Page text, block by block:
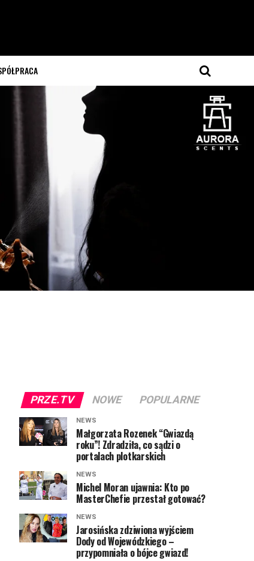
PRZE.TV NOWE POPULARNE
NEWS
Małgorzata Rozenek “Gwiazdą
roku”! Zdradziła, co sądzi o
portalach plotkarskich
NEWS
Michel Moran ujawnia: Kto po
MasterChefie przestał gotować?
NEWS
Jarosińska zdziwiona wyjściem
Dody od Wojewódzkiego –
przypomniała o bójce gwiazd!